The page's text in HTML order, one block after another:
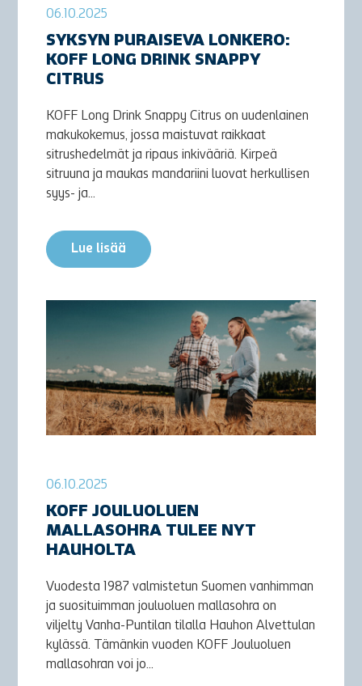
06.10.2025
SYKSYN PURAISEVA LONKERO:
KOFF LONG DRINK SNAPPY
CITRUS
KOFF Long Drink Snappy Citrus on uudenlainen
makukokemus, jossa maistuvat raikkaat
sitrushedelmät ja ripaus inkivääriä. Kirpeä
sitruuna ja maukas mandariini luovat herkullisen
syys- ja...
Lue lisää
06.10.2025
KOFF JOULUOLUEN
MALLASOHRA TULEE NYT
HAUHOLTA
Vuodesta 1987 valmistetun Suomen vanhimman
ja suosituimman jouluoluen mallasohra on
viljelty Vanha-Puntilan tilalla Hauhon Alvettulan
kylässä. Tämänkin vuoden KOFF Jouluoluen
mallasohran voi jo...